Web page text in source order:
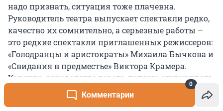
Комментарии
0
надо признать, ситуация тоже плачевна.
Руководитель театра выпускает спектакли редко,
качество их сомнительно, а серьезные работы –
это редкие спектакли приглашенных режиссеров:
«Голодранцы и аристократы» Михаила Бычкова и
«Свидания в предместье» Виктора Крамера.
Конечно, руководство города должно отслеживать
художественный уровень: делать это не так
сложно – по критике, по резонансу, премиям,